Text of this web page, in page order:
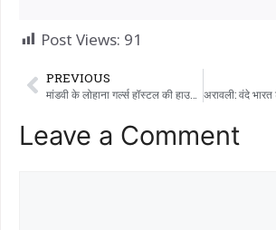
Post Views: 91
PREVIOUS
Leave a Comment